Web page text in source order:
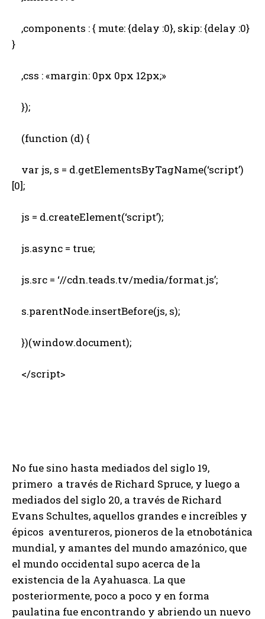
,components : { mute: {delay :0}, skip: {delay :0}
}
,css : «margin: 0px 0px 12px;»
});
(function (d) {
var js, s = d.getElementsByTagName(‘script’)
[0];
js = d.createElement(‘script’);
js.async = true;
js.src = ‘//cdn.teads.tv/media/format.js’;
s.parentNode.insertBefore(js, s);
})(window.document);
</script>
No fue sino hasta mediados del siglo 19,
primero a través de Richard Spruce, y luego a
mediados del siglo 20, a través de Richard
Evans Schultes, aquellos grandes e increíbles y
épicos aventureros, pioneros de la etnobotánica
mundial, y amantes del mundo amazónico, que
el mundo occidental supo acerca de la
existencia de la Ayahuasca. La que
posteriormente, poco a poco y en forma
paulatina fue encontrando y abriendo un nuevo